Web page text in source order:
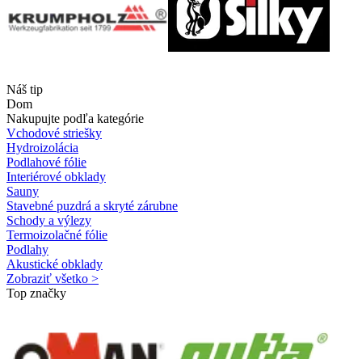
Náš tip
Dom
Nakupujte podľa kategórie
Vchodové striešky
Hydroizolácia
Podlahové fólie
Interiérové obklady
Sauny
Stavebné puzdrá a skryté zárubne
Schody a výlezy
Termoizolačné fólie
Podlahy
Akustické obklady
Zobraziť všetko >
Top značky